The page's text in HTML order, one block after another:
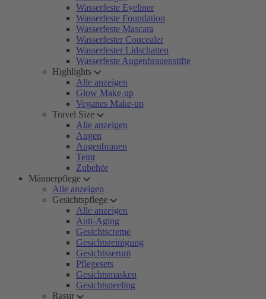
Wasserfeste Eyeliner
Wasserfeste Foundation
Wasserfeste Mascara
Wasserfester Concealer
Wasserfester Lidschatten
Wasserfeste Augenbrauenstifte
Highlights
Alle anzeigen
Glow Make-up
Veganes Make-up
Travel Size
Alle anzeigen
Augen
Augenbrauen
Teint
Zubehör
Männerpflege
Alle anzeigen
Gesichtspflege
Alle anzeigen
Anti-Aging
Gesichtscreme
Gesichtsreinigung
Gesichtsserum
Pflegesets
Gesichtsmasken
Gesichtspeeling
Rasur